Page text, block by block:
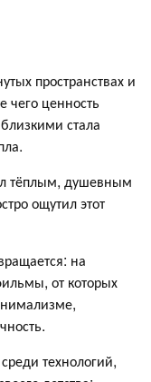
пространствах и
чего ценность
стала
тёплым, душевным
ощутил этот
на
от которых
технологий,